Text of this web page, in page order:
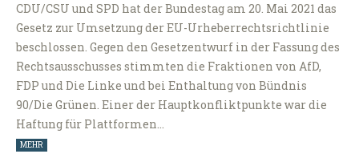
CDU/CSU und SPD hat der Bundestag am 20. Mai 2021 das
Gesetz zur Umsetzung der EU-Urheberrechtsrichtlinie
beschlossen. Gegen den Gesetzentwurf in der Fassung des
Rechtsausschusses stimmten die Fraktionen von AfD,
FDP und Die Linke und bei Enthaltung von Bündnis
90/Die Grünen. Einer der Hauptkonfliktpunkte war die
Haftung für Plattformen…
MEHR